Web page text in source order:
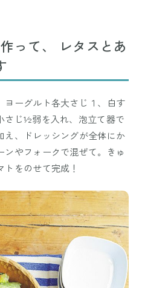
って、 レタスとあ
ヨーグルト各大さじ１、白す
さじ½弱を入れ、泡立て器で
え、ドレッシングが全体にか
ンやフォークで混ぜて。きゅ
をのせて完成！